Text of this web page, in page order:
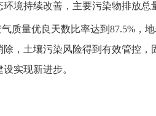
环境持续改善，主要污染物排放
气质量优良天数比率达到87.5%，
除，土壤污染风险得到有效管控
实现新进步。